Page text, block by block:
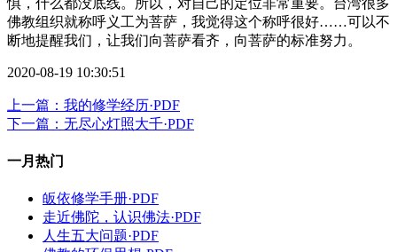
佛教组织就称呼义工为菩萨，我觉得这个称呼很好……可以不
断地提醒我们，让我们向菩萨看齐，向菩萨的标准努力。
2020-08-19 10:30:51
上一篇：我的修学经历·PDF
下一篇：无尽心灯照大千·PDF
一月热门
皈依修学手册·PDF
走近佛陀，认识佛法·PDF
人生五大问题·PDF